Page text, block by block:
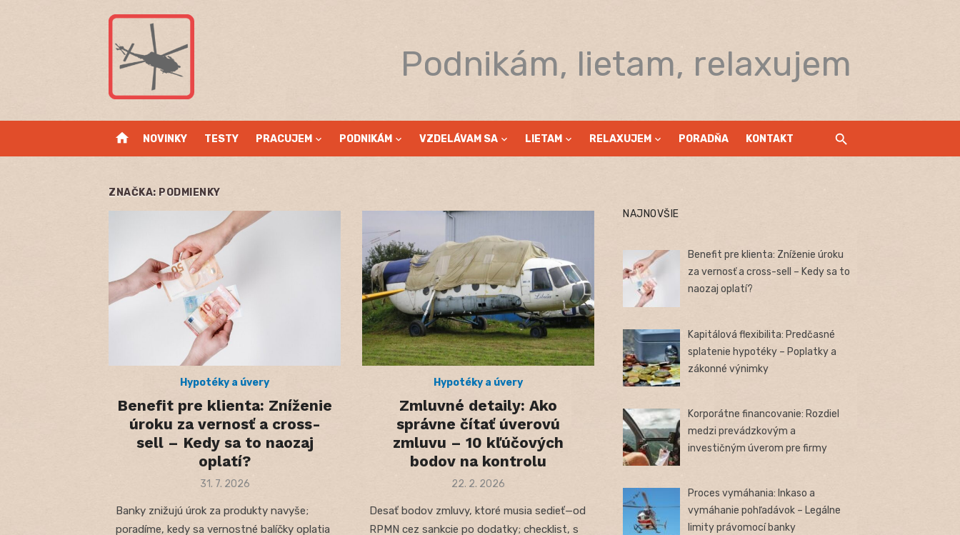
Podnikám, lietam, relaxujem
home NOVINKY TESTY PRACUJEM PODNIKÁM VZDELÁVAM SA LIETAM RELAXUJEM PORADŇA KONTAKT
ZNAČKA: PODMIENKY
Hypotéky a úvery
Benefit pre klienta: Zníženie
úroku za vernosť a cross-
sell – Kedy sa to naozaj
oplatí?
Posted
31. 7. 2026
Banky znižujú úrok za produkty navyše;
poradíme, kedy sa vernostné balíčky oplatia
Hypotéky a úvery
Zmluvné detaily: Ako
správne čítať úverovú
zmluvu – 10 kľúčových
bodov na kontrolu
Posted
22. 2. 2026
Desať bodov zmluvy, ktoré musia sedieť—od
RPMN cez sankcie po dodatky; checklist, s
NAJNOVŠIE
Benefit pre klienta: Zníženie úroku
za vernosť a cross-sell – Kedy sa to
naozaj oplatí?
Kapitálová flexibilita: Predčasné
splatenie hypotéky – Poplatky a
zákonné výnimky
Korporátne financovanie: Rozdiel
medzi prevádzkovým a
investičným úverom pre firmy
Proces vymáhania: Inkaso a
vymáhanie pohľadávok – Legálne
limity právomocí banky